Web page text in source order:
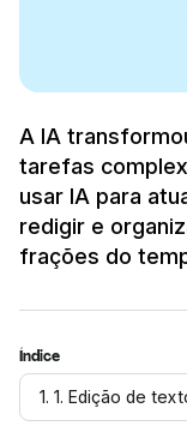
A IA
tarefas
usar IA para
redigir e
frações do
Índice